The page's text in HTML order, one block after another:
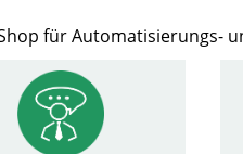
für Automatisierungs-